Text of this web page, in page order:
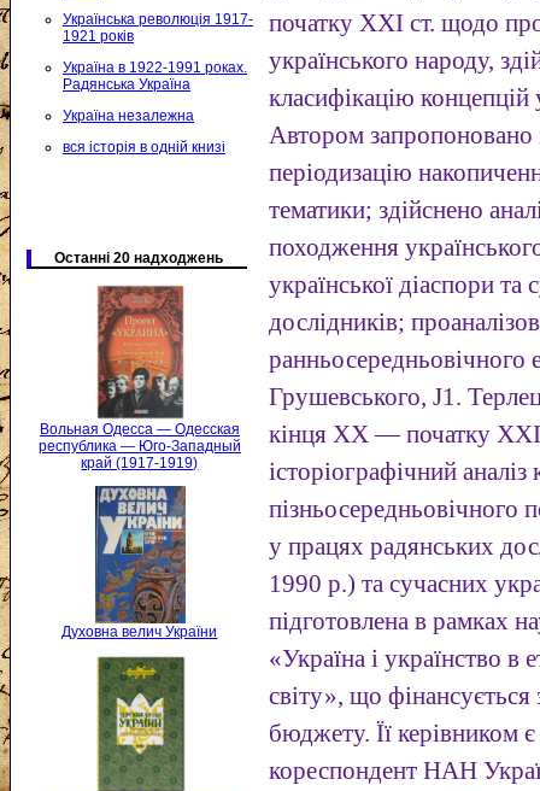
Українська революція 1917-
1921 років
Україна в 1922-1991 роках.
Радянська Україна
Україна незалежна
вся історія в одній книзі
Останні 20 надходжень
Вольная Одесса — Одесская
республика — Юго-Западный
край (1917-1919)
Духовна велич України
початку XXI ст. щодо
українського народу,
класифікацію концепцій
Автором запропоновано
періодизацію
тематики; здійснено
походження
української діаспори та
дослідників;
ранньосередньовічного
Грушевського, J1.
кінця XX — початку
історіографічний аналіз
пізньосередньовічного
у працях радянських
1990 р.) та сучасних
підготовлена в рамках
«Україна і українство в
світу», що
бюджету. Її
кореспондент HAH